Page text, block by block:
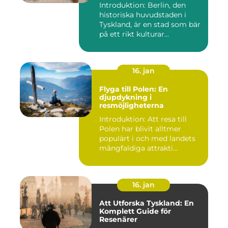
Introduktion: Berlin, den
historiska huvudstaden i
Tyskland, är en stad som bär
på ett rikt kulturar...
16. jan
Flyga till Polen: En
djupdykning i
resmöjligheterna
Introduktion: Att resa till
Polen har blivit alltmer
populärt i och med landets
mångfaldiga attrakti...
16. jan
Att Utforska Tyskland: En
Komplett Guide för
Resenärer